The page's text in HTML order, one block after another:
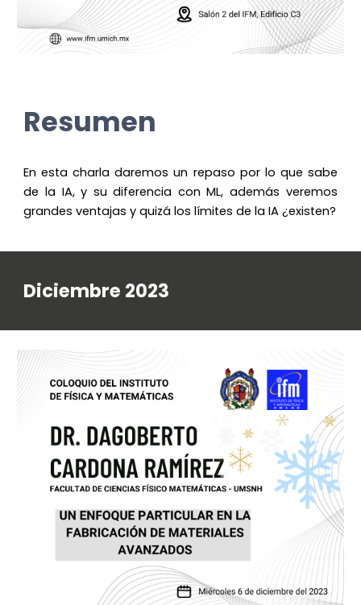
Resumen
En esta charla daremos un repaso por lo que sabe
de la IA, y su diferencia con ML, además veremos
grandes ventajas y quizá los límites de la IA ¿existen?
Diciembre 2023